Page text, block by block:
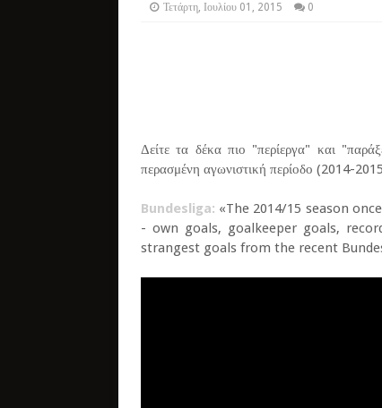
Τετάρτη, Ιουλίου 01, 2015 0
Δείτε τα δέκα πιο "περίεργα" και
περασμένη αγωνιστική περίοδο (2014-
Bundesliga: «The 2014/15 season
- own goals, goalkeeper goals,
strangest goals from the recent